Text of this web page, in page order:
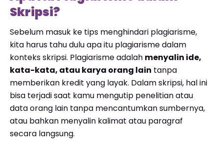
Skripsi?
Sebelum masuk ke tips menghindari plagiarisme,
kita harus tahu dulu apa itu plagiarisme dalam
konteks skripsi. Plagiarisme adalah menyalin ide,
kata-kata, atau karya orang lain tanpa
memberikan kredit yang layak. Dalam skripsi, hal ini
bisa terjadi saat kamu mengutip penelitian atau
data orang lain tanpa mencantumkan sumbernya,
atau bahkan menyalin kalimat atau paragraf
secara langsung.